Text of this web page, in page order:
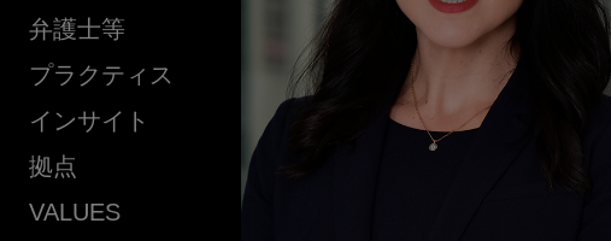
弁護士等
プラクティス
インサイト
拠点
VALUES